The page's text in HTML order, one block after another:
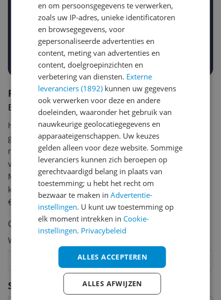
Gewenste daling of bedrag
-10% -15%
Gewenste prijs
Prijsalert aanzetten
Specificaties
Reviews
Er zijn nog geen reviews geschreven
Heb jij dit product in bezit en wil je graag je mening
geven? Start dan hieronder met het schrijven van je
review. Afhankelijk van de details duurt het schrijven
van een review gemiddeld tussen de 3 en 10 minuten.
Met jouw mening help je andere bezoekers een betere
keuze te maken én maak je iedere maand kans op
€250,-!
Klik hier voor de actievoorwaarden.
Cijfer
Welk cijfer geef jij dit product?
7
6
5
4
en om persoonsgegevens te verwerken,
zoals uw IP-adres, unieke identificatoren
en browsegegevens, voor
gepersonaliseerde advertenties en
content, meting van advertenties en
content, doelgroepinzichten en
verbetering van diensten. Externe
leveranciers (1892) kunnen uw gegevens
ook verwerken voor deze en andere
doeleinden, waaronder het gebruik van
nauwkeurige geolocatiegegevens en
apparaateigenschappen. Uw keuzes
gelden alleen voor deze website. Sommige
leveranciers kunnen zich beroepen op
gerechtvaardigd belang in plaats van
toestemming; u hebt het recht om
bezwaar te maken inAdvertentie-
instellingen. U kunt uw toestemming op
elk moment intrekken in Cookie-
instellingen. Privacybeleid
ALLES ACCEPTEREN
ALLES AFWIJZEN